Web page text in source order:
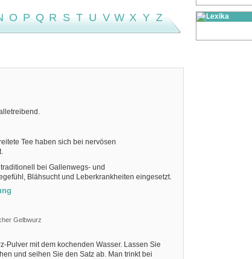
O P Q R S T U V W X Y Z
Tee haben sich bei nervösen
bei Gallenwegs- und
Blähsucht und Leberkrankheiten eingesetzt.
Gelbwurz
Pulver mit dem kochenden Wasser. Lassen Sie
und seihen Sie den Satz ab. Man trinkt bei